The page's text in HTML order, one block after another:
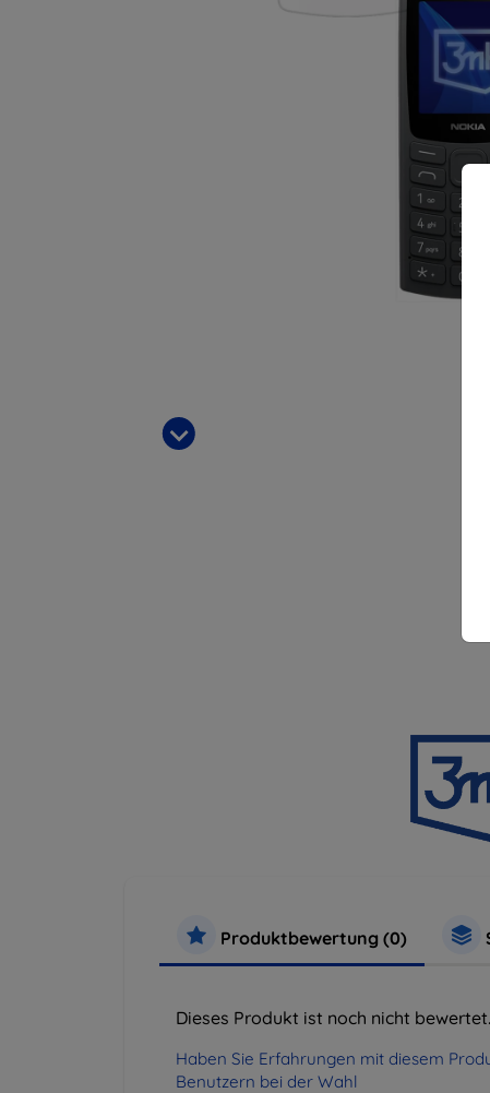
Produktbewertung (0)
Dieses Produkt ist noch nicht bewertet.
Haben Sie Erfahrungen mit diesem
Benutzern bei der Wahl